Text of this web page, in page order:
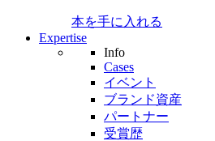
本を手に入れる
Expertise
Info
Cases
イベント
ブランド資産
パートナー
受賞歴